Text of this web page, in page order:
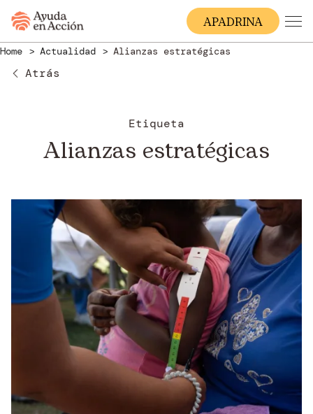
APADRINA
Home Actualidad Alianzas estratégicas
Atrás
Etiqueta
Alianzas estratégicas